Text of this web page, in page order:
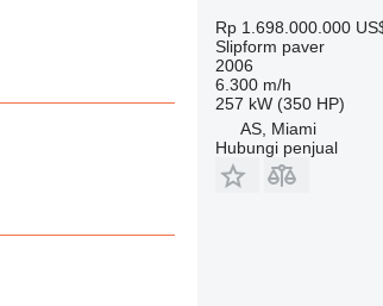
Rp 1.698.000.000
Slipform paver
2006
6.300 m/h
257 kW (350 HP)
AS, Miami
Hubungi penjual